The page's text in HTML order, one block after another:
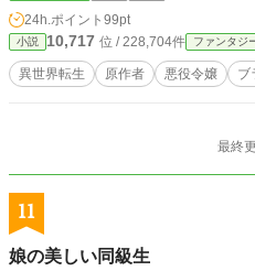
ラブ（？）ファンタジ
24h.ポイント 99pt
小説 10,717 位 / 228,704件 ファンタジ
異世界転生 原作者 悪役令嬢 ブ
最終
11
娘の美しい同級生